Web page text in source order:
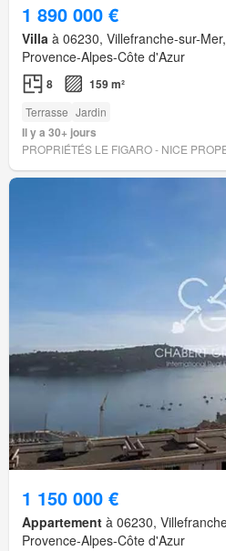
1 890 000 €
Villa à 06230, Villefranche-sur-
Provence-Alpes-Côte d'Azur
8 159 m²
Terrasse Jardin
Il y a 30+ jours
PROPRIÉTÉS LE FIGARO - NICE
1 150 000 €
Appartement à 06230,
Provence-Alpes-Côte d'Azur